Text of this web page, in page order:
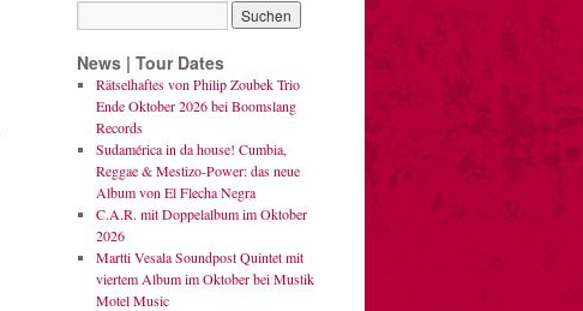
News | Tour Dates
Rätselhaftes von Philip Zoubek Trio
Ende Oktober 2026 bei Boomslang
Records
Sudamérica in da house! Cumbia,
Reggae & Mestizo-Power: das neue
Album von El Flecha Negra
C.A.R. mit Doppelalbum im Oktober
2026
Martti Vesala Soundpost Quintet mit
viertem Album im Oktober bei Mustik
Motel Music